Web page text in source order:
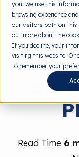
you. We use this
browsing experience
our visitors both on this
out more about the
If you decline, your
visiting this website.
to remember your
Resources
for
Tools Gratis
for
Tentang
Coba
yang
Read Time 6